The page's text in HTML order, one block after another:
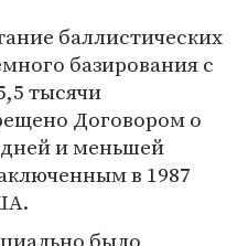
баллистических
базирования с
тысячи
Договором о
и меньшей
в 1987